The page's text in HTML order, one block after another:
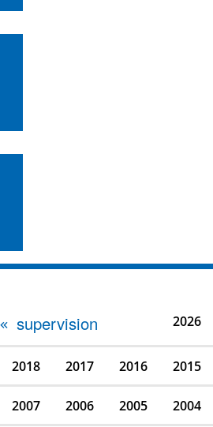
supervision 2026
2018 2017 2016 2015
2007 2006 2005 2004